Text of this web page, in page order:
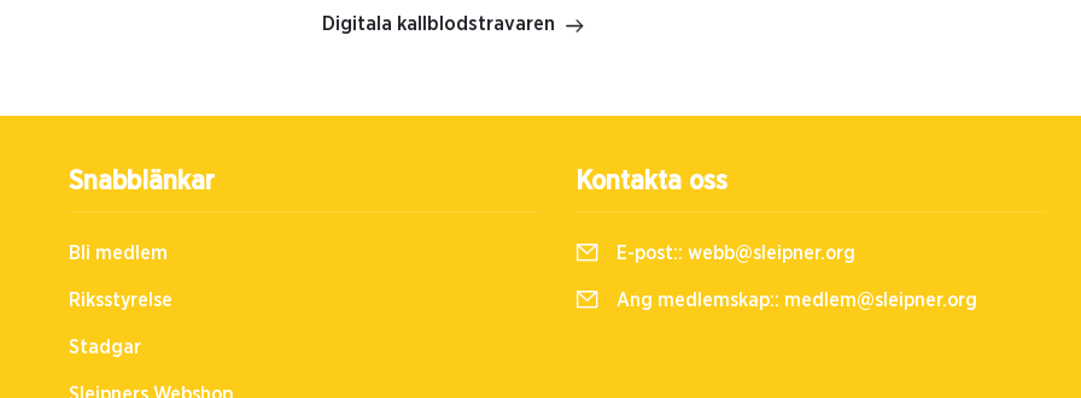
Digitala kallblodstravaren
Snabblänkar
Bli medlem
Riksstyrelse
Stadgar
Kontakta oss
E-post:: webb@sleipner.org
Ang medlemskap:: medlem@sleipner.org